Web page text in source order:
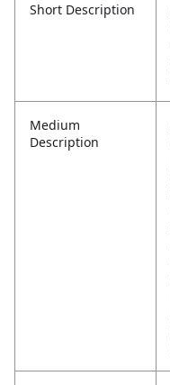
Short Description
Medium
Description